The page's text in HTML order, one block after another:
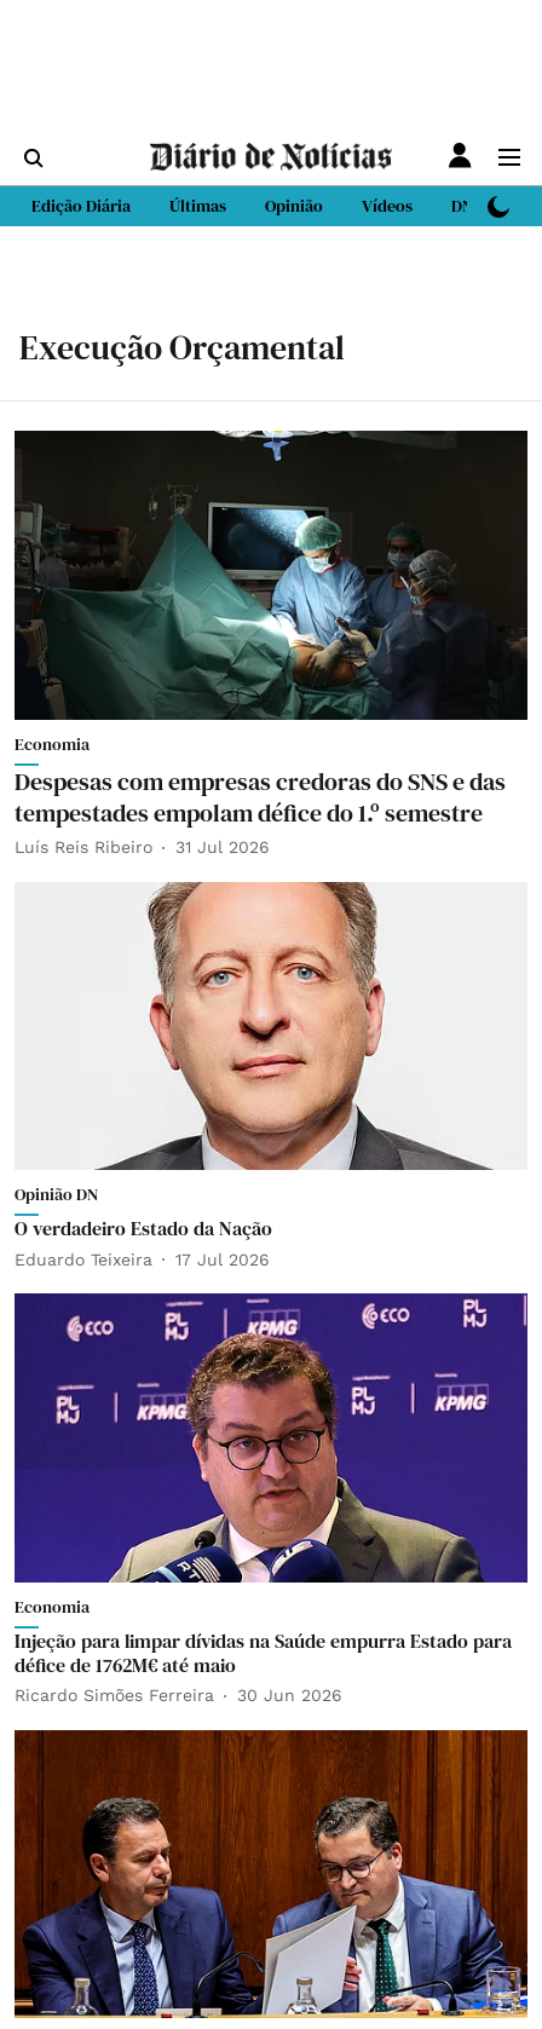
Edição Diária Últimas Opinião Vídeos DN Sport
Execução Orçamental
Economia
Despesas com empresas credoras do SNS e das
tempestades empolam défice do 1.º semestre
Luís Reis Ribeiro 31 Jul 2026
Opinião DN
O verdadeiro Estado da Nação
Eduardo Teixeira 17 Jul 2026
Economia
Injeção para limpar dívidas na Saúde empurra Estado para
défice de 1762M€ até maio
Ricardo Simões Ferreira 30 Jun 2026